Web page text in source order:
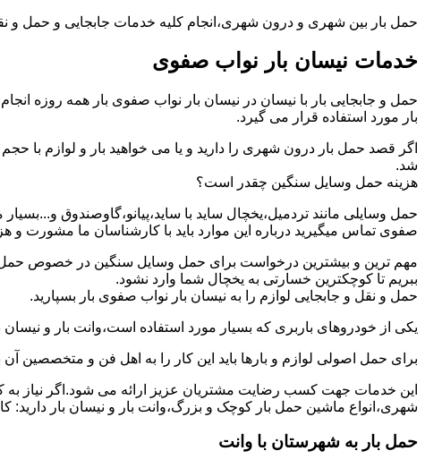
حمل بار بین شهری و درون شهری،انجام کلیه خدمات جابجایی و حمل و
خدمات نیسان بار نواب صفوی
بار مورد استفاده قرار می گیرد.
اگر قصد حمل بار درون شهری را دارید و یا می خواهید بار و لوازم با
شد.
هزینه حمل وسایل سنگین چقدر است؟
حمل وسایلی مانند تردمیل،یخچال ساید با ساید،پیانو،گاوصندوق
صفوی تماس میگیرید درباره این موارد باید با کارشناسان ما مشورت و
مهم ترین و بیشترین درخواست برای حمل وسایل سنگین در خصوص حمل
ببریم تا کوچکترین خسارتی به یخچال شما وارد نشود.
حمل و نقل و جابجایی لوازم را به نیسان بار نواب صفوی بار بسپارید.
یکی از خودروهای باربری که بسیار مورد استفاده است،وانت بار و نیسان
برای حمل اصولی لوازم و بارها باید این کار را به اهل فن و متخصصین
این خدمات جهت کسب رضایت مشتریان عزیز ارائه می شود.اگر نیاز به
شهری،انواع ماشین حمل بار کوچک و بزرگ،وانت بار و نیسان بار دارید:
حمل بار به شهرستان با وانت